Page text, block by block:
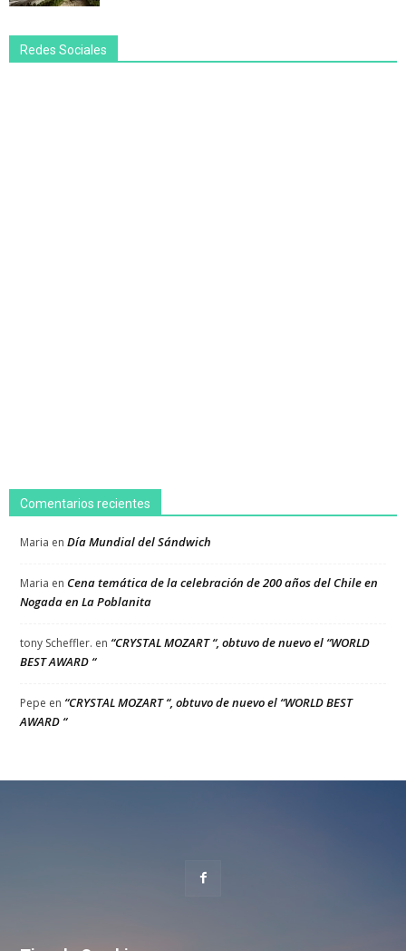
Redes Sociales
Comentarios recientes
Maria en Día Mundial del Sándwich
Maria en Cena temática de la celebración de 200 años del Chile en
Nogada en La Poblanita
tony Scheffler. en “CRYSTAL MOZART “, obtuvo de nuevo el “WORLD
BEST AWARD “
Pepe en “CRYSTAL MOZART “, obtuvo de nuevo el “WORLD BEST
AWARD “